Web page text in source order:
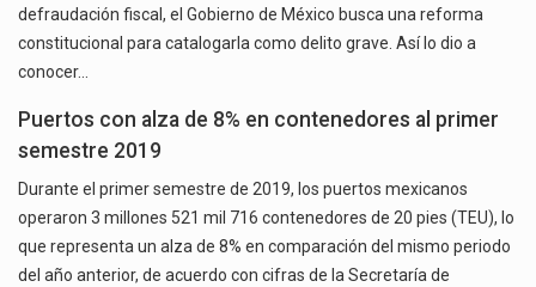
defraudación fiscal, el Gobierno de México busca una reforma
constitucional para catalogarla como delito grave. Así lo dio a
conocer…
Puertos con alza de 8% en contenedores al primer
semestre 2019
Durante el primer semestre de 2019, los puertos mexicanos
operaron 3 millones 521 mil 716 contenedores de 20 pies (TEU), lo
que representa un alza de 8% en comparación del mismo periodo
del año anterior, de acuerdo con cifras de la Secretaría de